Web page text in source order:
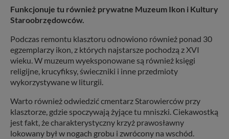
Funkcjonuje tu również prywatne Muzeum Ikon i Kultury
Staroobrzędowców.
Podczas remontu klasztoru odnowiono również ponad 30
egzemplarzy ikon, z których najstarsze pochodzą z XVI
wieku. W muzeum wyeksponowane są również księgi
religijne, krucyfiksy, świeczniki i inne przedmioty
wykorzystywane w liturgii.
Warto również odwiedzić cmentarz Starowierców przy
klasztorze, gdzie spoczywają żyjące tu mniszki. Ciekawostką
jest fakt, że charakterystyczny krzyż prawosławny
lokowany był w nogach grobu i zwrócony na wschód.